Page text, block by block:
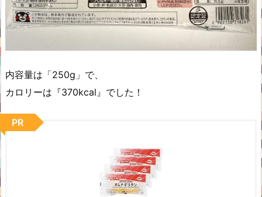
内容量は「250g」で、
カロリーは『370kcal』でした！
PR